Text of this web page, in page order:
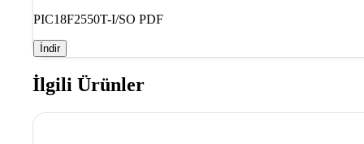
PIC18F2550T-I/SO PDF
İndir
İlgili Ürünler